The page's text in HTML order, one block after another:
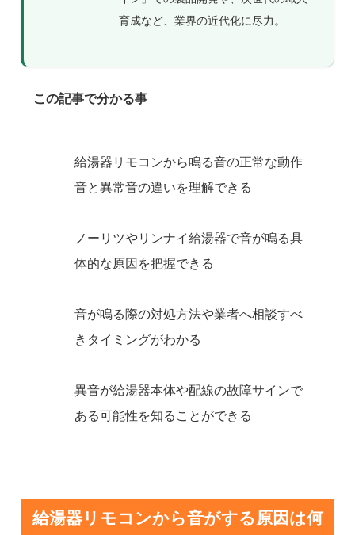
育成など、業界の近代化に尽力。
この記事で分かる事
給湯器リモコンから鳴る音の正常な動作
音と異常音の違いを理解できる
ノーリツやリンナイ給湯器で音が鳴る具
体的な原因を把握できる
音が鳴る際の対処方法や業者へ相談すべ
きタイミングがわかる
異音が給湯器本体や配線の故障サインで
ある可能性を知ることができる
給湯器リモコンから音がする原因は何